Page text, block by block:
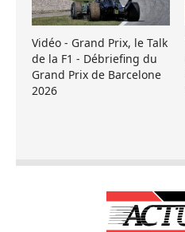
Vidéo - Grand Prix, le Talk
de la F1 - Débriefing du
Grand Prix de Barcelone
2026